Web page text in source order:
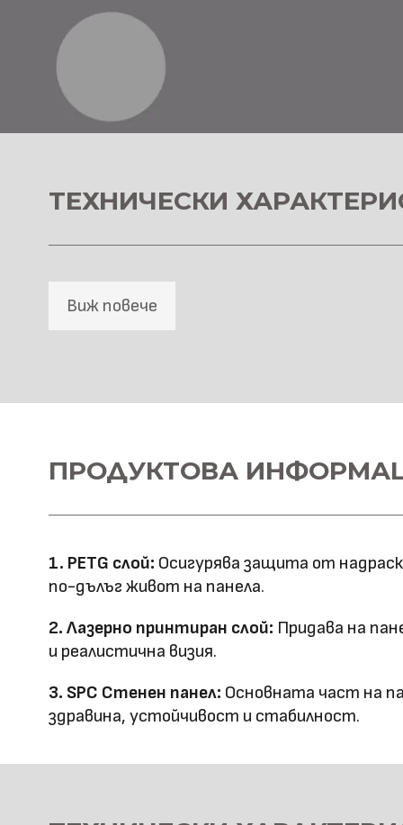
ТЕХНИЧЕСКИ
Виж повече
напречно сечение
SPC+PETG
Дебелина: 5
технология
Лазерно принтиране
Оценка за
ефективност
Клас на горимост
ПРОДУКТОВА
1. PETG слой: Осигурява защита от
по-дълъг живот на панела.
2. Лазерно принтиран слой: Придава на
и реалистична визия.
3. SPC Стенен панел: Основната част на
здравина, устойчивост и стабилност.